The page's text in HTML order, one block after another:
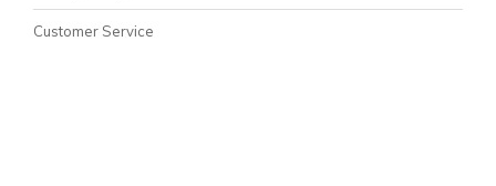
Customer Service